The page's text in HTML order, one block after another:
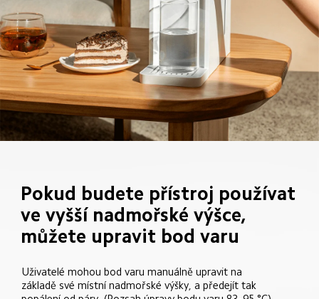
Pokud budete přístroj používat
ve vyšší nadmořské výšce,
můžete upravit bod varu
Uživatelé mohou bod varu manuálně upravit na
základě své místní nadmořské výšky, a předejít tak